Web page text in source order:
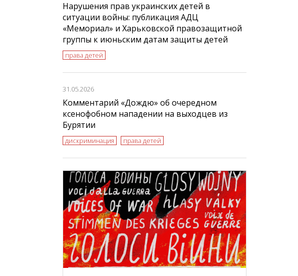
Нарушения прав украинских детей в
ситуации войны: публикация АДЦ
«Мемориал» и Харьковской правозащитной
группы к июньским датам защиты детей
права детей
31.05.2026
Комментарий «Дождю» об очередном
ксенофобном нападении на выходцев из
Бурятии
дискриминация права детей